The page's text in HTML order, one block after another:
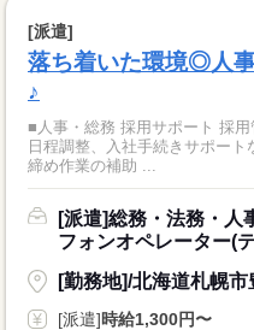
[派遣]
落ち着いた環境◎人
♪
■人事・総務 採用サポート 採
日程調整、入社手続きサポート
締め作業の補助 ...
[派遣]総務・法務・人
フォンオペレーター(
[勤務地]/北海道札幌市
[派遣]時給1,300円〜